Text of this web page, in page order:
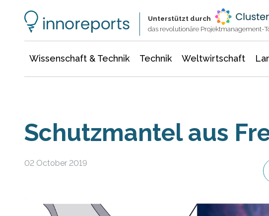
Unterstützt durch
das revolutionäre Projektmanagement-
Wissenschaft & Technik Technik Weltwirtschaft
Schutzmantel aus
02 October 2019